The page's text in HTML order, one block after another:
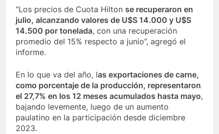
“Los precios de Cuota Hilton se recuperaron en
julio, alcanzando valores de U$S 14.000 y U$S
14.500 por tonelada, con una recuperación
promedio del 15% respecto a junio”, agregó el
informe.
En lo que va del año, las exportaciones de carne,
como porcentaje de la producción, representaron
el 27,7% en los 12 meses acumulados hasta mayo,
bajando levemente, luego de un aumento
paulatino en la participación desde diciembre
2023.